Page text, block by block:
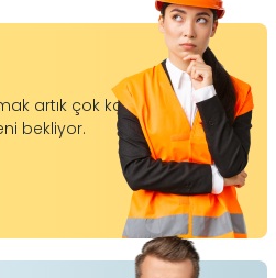
artık çok kolay.
bekliyor.